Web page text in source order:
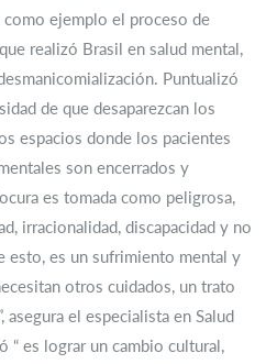
como ejemplo el proceso de
realizó Brasil en salud mental,
Puntualizó
de que desaparezcan los
espacios donde los pacientes
son encerrados y
es tomada como peligrosa,
irracionalidad, discapacidad y no
esto, es un sufrimiento mental y
otros cuidados, un trato
asegura el especialista en Salud
“ es lograr un cambio cultural,